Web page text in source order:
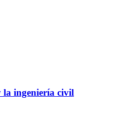
la ingeniería civil